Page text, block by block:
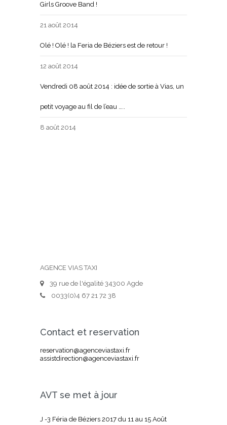
Girls Groove Band !
21 août 2014
Olé ! Olé ! la Feria de Béziers est de retour !
12 août 2014
Vendredi 08 août 2014 : idée de sortie à Vias, un
petit voyage au fil de l’eau …..
8 août 2014
AGENCE VIAS TAXI
39 rue de l'égalité 34300 Agde
0033(0)4 67 21 72 38
Contact et reservation
reservation@agenceviastaxi.fr
assistdirection@agenceviastaxi.fr
AVT se met à jour
J -3 Féria de Béziers 2017 du 11 au 15 Août